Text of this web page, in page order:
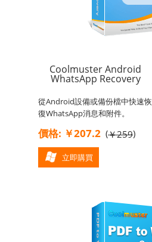
Coolmuster Android
WhatsApp Recovery
從Android設備或備份檔中快速恢
復WhatsApp消息和附件。
價格: ￥207.2 (￥259)
立即購買